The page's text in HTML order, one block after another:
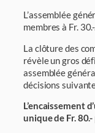
L’assemblée
membres à Fr.
La clôture des
révèle un gros
assemblée
décisions
L’encaissement
unique de Fr.